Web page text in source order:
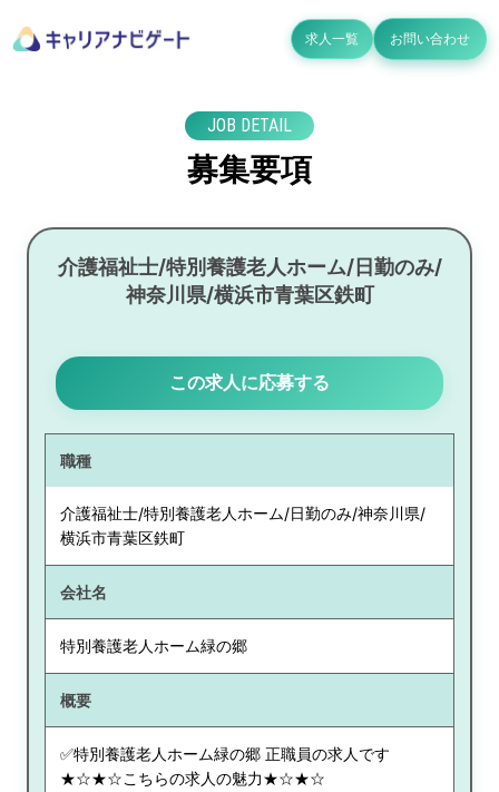
求人一覧 お問い合わせ
JOB DETAIL
募集要項
介護福祉士/特別養護老人ホーム/日勤のみ/
神奈川県/横浜市青葉区鉄町
この求人に応募する
職種
介護福祉士/特別養護老人ホーム/日勤のみ/神奈川県/
横浜市青葉区鉄町
会社名
特別養護老人ホーム緑の郷
概要
✅特別養護老人ホーム緑の郷 正職員の求人です
★☆★☆こちらの求人の魅力★☆★☆